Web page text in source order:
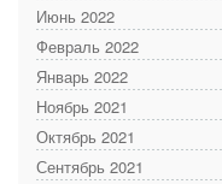
Июнь 2022
Февраль 2022
Январь 2022
Ноябрь 2021
Октябрь 2021
Сентябрь 2021